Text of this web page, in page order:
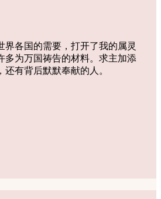
界各国的需要，打开了我的属灵
多为万国祷告的材料。求主加添
有背后默默奉献的人。